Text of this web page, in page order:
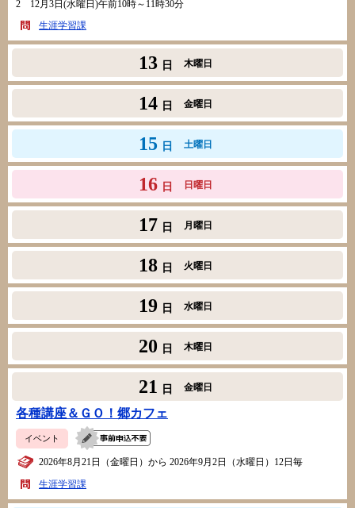
2 12月3日(水曜日)午前10時～11時30分
生涯学習課
13 日 木曜日
14 日 金曜日
15 日 土曜日
16 日 日曜日
17 日 月曜日
18 日 火曜日
19 日 水曜日
20 日 木曜日
21 日 金曜日
各種講座＆ＧＯ！郷カフェ
イベント
2026年8月21日（金曜日）から 2026年9月2日（水曜日）12日毎
生涯学習課